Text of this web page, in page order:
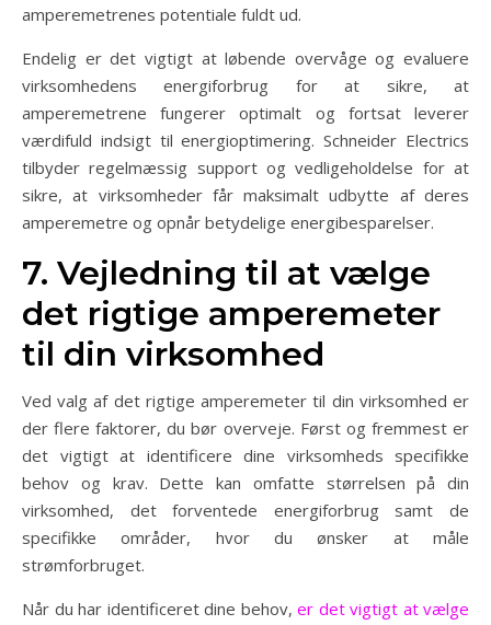
amperemetrenes potentiale fuldt ud.
Endelig er det vigtigt at løbende overvåge og evaluere
virksomhedens energiforbrug for at sikre, at
amperemetrene fungerer optimalt og fortsat leverer
værdifuld indsigt til energioptimering. Schneider Electrics
tilbyder regelmæssig support og vedligeholdelse for at
sikre, at virksomheder får maksimalt udbytte af deres
amperemetre og opnår betydelige energibesparelser.
7. Vejledning til at vælge
det rigtige amperemeter
til din virksomhed
Ved valg af det rigtige amperemeter til din virksomhed er
der flere faktorer, du bør overveje. Først og fremmest er
det vigtigt at identificere dine virksomheds specifikke
behov og krav. Dette kan omfatte størrelsen på din
virksomhed, det forventede energiforbrug samt de
specifikke områder, hvor du ønsker at måle
strømforbruget.
Når du har identificeret dine behov, er det vigtigt at vælge